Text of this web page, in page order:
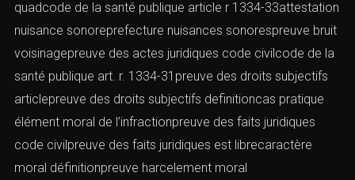
quadcode de la santé publique article r 1334-33attestation
nuisance sonoreprefecture nuisances sonorespreuve bruit
voisinagepreuve des actes juridiques code civilcode de la
santé publique art. r. 1334-31preuve des droits subjectifs
articlepreuve des droits subjectifs definitioncas pratique
élément moral de l’infractionpreuve des faits juridiques
code civilpreuve des faits juridiques est librecaractère
moral définitionpreuve harcelement moral